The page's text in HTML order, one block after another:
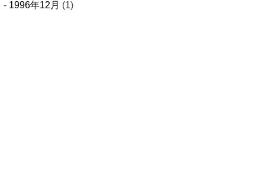
1996年12月 (1)